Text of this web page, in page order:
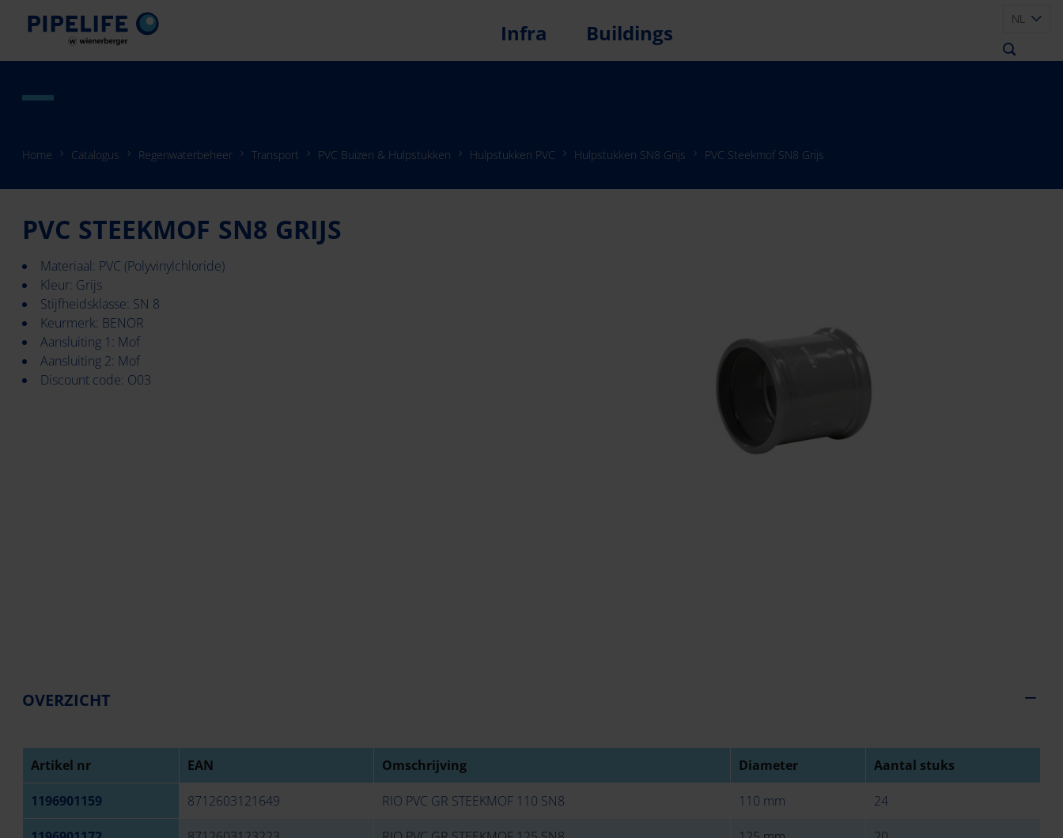
Infra Buildings
NL
Home Catalogus Regenwaterbeheer Transport PVC Buizen & Hulpstukken Hulpstukken PVC Hulpstukken SN8 Grijs PVC Steekmof SN8 Grijs
PVC STEEKMOF SN8 GRIJS
Materiaal: PVC (Polyvinylchloride)
Kleur: Grijs
Stijfheidsklasse: SN 8
Keurmerk: BENOR
Aansluiting 1: Mof
Aansluiting 2: Mof
Discount code: O03
OVERZICHT
Artikel nr EAN Omschrijving Diameter Aantal stuks
1196901159 8712603121649 RIO PVC GR STEEKMOF 110 SN8 110 mm 24